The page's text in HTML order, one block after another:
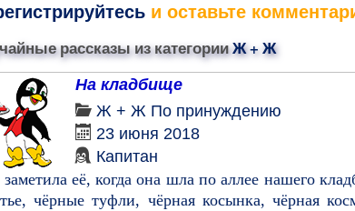
и оставьте
рассказы из категорииЖ + Ж
На кладбище
Ж + Ж По принуждению
23 июня 2018
Капитан
её, когда она шла по аллее нашего
чёрные туфли, чёрная косынка, чёрная